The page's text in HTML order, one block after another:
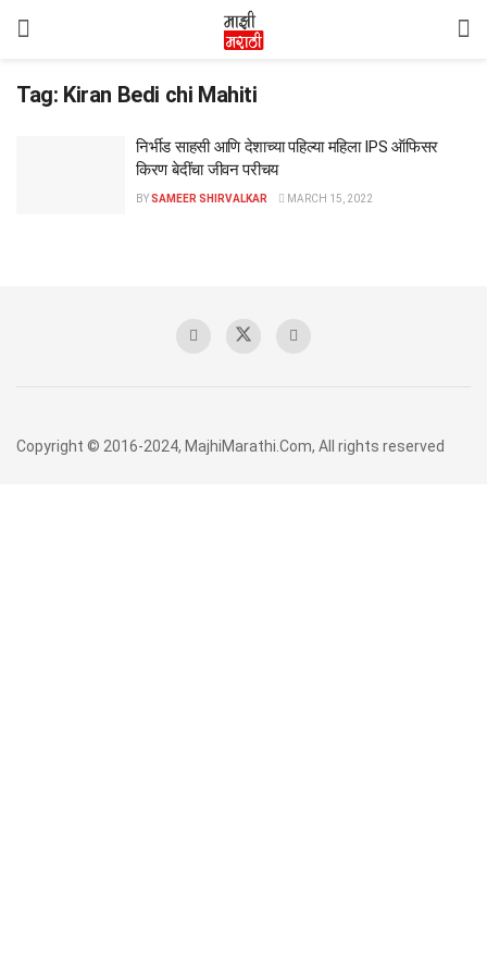
Tag: Kiran Bedi chi Mahiti
निर्भीड साहसी आणि देशाच्या पहिल्या महिला IPS ऑफिसर
किरण बेदींचा जीवन परीचय
BYSAMEER SHIRVALKAR MARCH 15, 2022
Copyright © 2016-2024, MajhiMarathi.Com, All rights reserved